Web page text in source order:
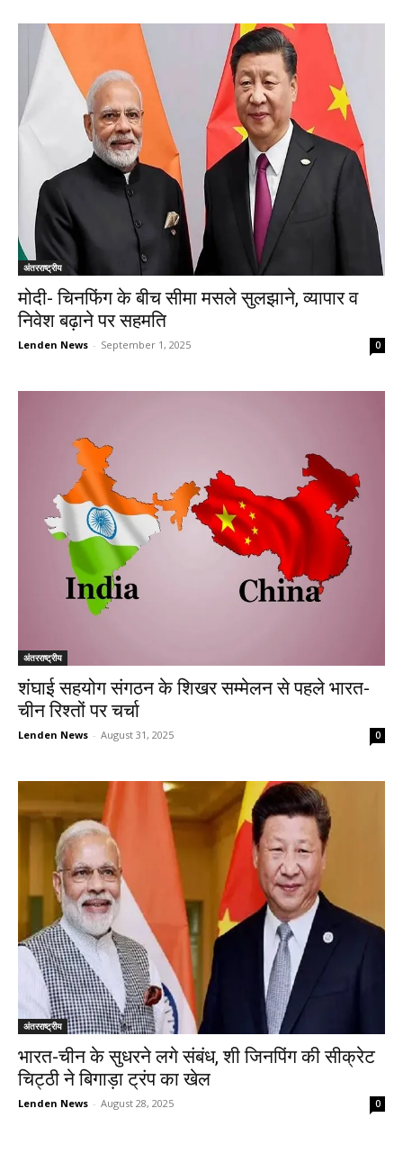
अंतरराष्ट्रीय
मोदी- चिनफिंग के बीच सीमा मसले सुलझाने, व्यापार व
निवेश बढ़ाने पर सहमति
Lenden News - September 1, 2025 0
अंतरराष्ट्रीय
शंघाई सहयोग संगठन के शिखर सम्मेलन से पहले भारत-
चीन रिश्तों पर चर्चा
Lenden News - August 31, 2025 0
अंतरराष्ट्रीय
भारत-चीन के सुधरने लगे संबंध, शी जिनपिंग की सीक्रेट
चिट्ठी ने बिगाड़ा ट्रंप का खेल
Lenden News - August 28, 2025 0